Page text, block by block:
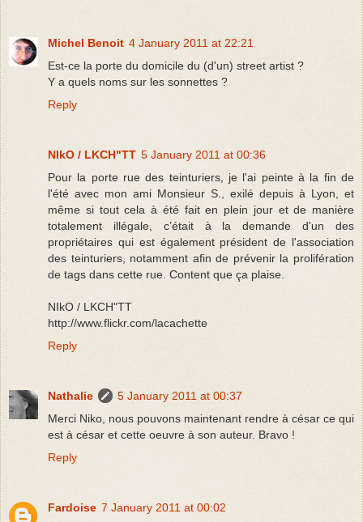
Michel Benoit 4 January 2011 at 22:21
Est-ce la porte du domicile du (d'un) street artist ?
Y a quels noms sur les sonnettes ?
Reply
NIkO / LKCH"TT 5 January 2011 at 00:36
Pour la porte rue des teinturiers, je l'ai peinte à la fin de
l'été avec mon ami Monsieur S., exilé depuis à Lyon, et
même si tout cela à été fait en plein jour et de manière
totalement illégale, c’était à la demande d'un des
propriétaires qui est également président de l'association
des teinturiers, notamment afin de prévenir la prolifération
de tags dans cette rue. Content que ça plaise.
NIkO / LKCH"TT
http://www.flickr.com/lacachette
Reply
Nathalie
5 January 2011 at 00:37
Merci Niko, nous pouvons maintenant rendre à césar ce qui
est à césar et cette oeuvre à son auteur. Bravo !
Reply
Fardoise 7 January 2011 at 00:02